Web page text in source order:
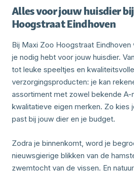
Alles voor jouw huisdier
Hoogstraat Eindhoven
Bij Maxi Zoo Hoogstraat
je nodig hebt voor jouw huisdier.
tot leuke speeltjes en kwaliteitsvolle
verzorgingsproducten: je kan
assortiment met zowel bekende A-
kwalitatieve eigen merken. Zo kies
past bij jouw dier en je budget.
Zodra je binnenkomt, word je
nieuwsgierige blikken van de
zwemtocht van de vissen. En